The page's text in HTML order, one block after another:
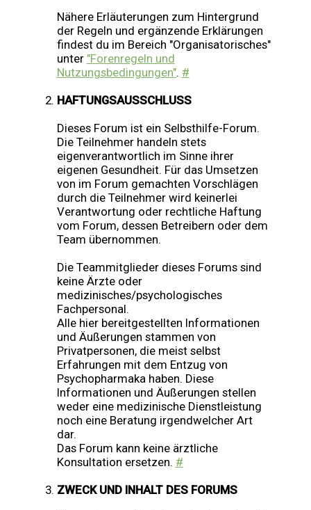
Nähere Erläuterungen zum Hintergrund
der Regeln und ergänzende Erklärungen
findest du im Bereich "Organisatorisches"
unter "Forenregeln und
Nutzungsbedingungen". #
HAFTUNGSAUSSCHLUSS
Dieses Forum ist ein Selbsthilfe-Forum.
Die Teilnehmer handeln stets
eigenverantwortlich im Sinne ihrer
eigenen Gesundheit. Für das Umsetzen
von im Forum gemachten Vorschlägen
durch die Teilnehmer wird keinerlei
Verantwortung oder rechtliche Haftung
vom Forum, dessen Betreibern oder dem
Team übernommen.
Die Teammitglieder dieses Forums sind
keine Ärzte oder
medizinisches/psychologisches
Fachpersonal.
Alle hier bereitgestellten Informationen
und Äußerungen stammen von
Privatpersonen, die meist selbst
Erfahrungen mit dem Entzug von
Psychopharmaka haben. Diese
Informationen und Äußerungen stellen
weder eine medizinische Dienstleistung
noch eine Beratung irgendwelcher Art
dar.
Das Forum kann keine ärztliche
Konsultation ersetzen. #
ZWECK UND INHALT DES FORUMS